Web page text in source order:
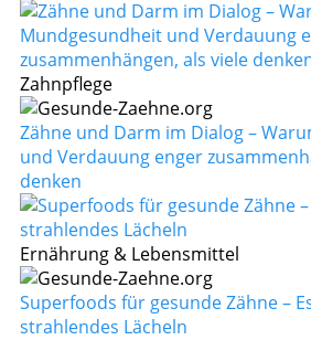
Zahnpflege
Zähne und Darm im Dialog –
und Verdauung enger
denken
Ernährung & Lebensmittel
Superfoods für gesunde Zähne –
strahlendes Lächeln